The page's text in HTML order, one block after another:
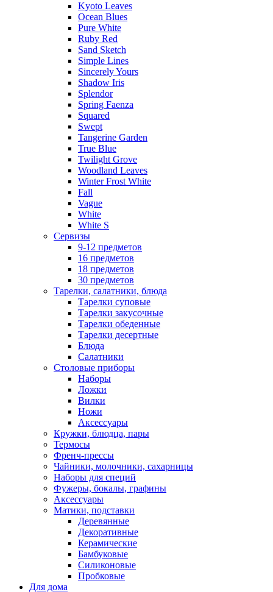
Kyoto Leaves
Ocean Blues
Pure White
Ruby Red
Sand Sketch
Simple Lines
Sincerely Yours
Shadow Iris
Splendor
Spring Faenza
Squared
Swept
Tangerine Garden
True Blue
Twilight Grove
Woodland Leaves
Winter Frost White
Fall
Vague
White
White S
Сервизы
9-12 предметов
16 предметов
18 предметов
30 предметов
Тарелки, салатники, блюда
Тарелки суповые
Тарелки закусочные
Тарелки обеденные
Тарелки десертные
Блюда
Салатники
Столовые приборы
Наборы
Ложки
Вилки
Ножи
Аксессуары
Кружки, блюдца, пары
Термосы
Френч-прессы
Чайники, молочники, сахарницы
Наборы для специй
Фужеры, бокалы, графины
Аксессуары
Матики, подставки
Деревянные
Декоративные
Керамические
Бамбуковые
Силиконовые
Пробковые
Для дома